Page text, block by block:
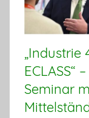
„Industrie
ECLASS“
Seminar